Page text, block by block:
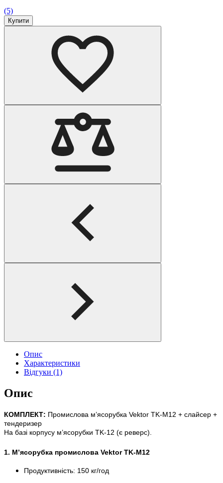
(5)
Купити
Опис
Характеристики
Відгуки (1)
Опис
КОМПЛЕКТ: Промислова м’ясорубка Vektor TK-M12 + слайсер +
тендеризер
На базі корпусу м’ясорубки TK-12 (є реверс).
1. М’ясорубка промислова Vektor TK-M12
Продуктивність: 150 кг/год